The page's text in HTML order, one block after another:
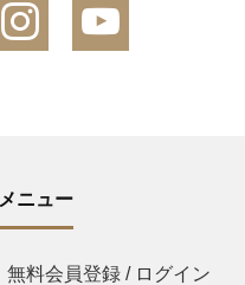
メニュー
無料会員登録 / ログイン